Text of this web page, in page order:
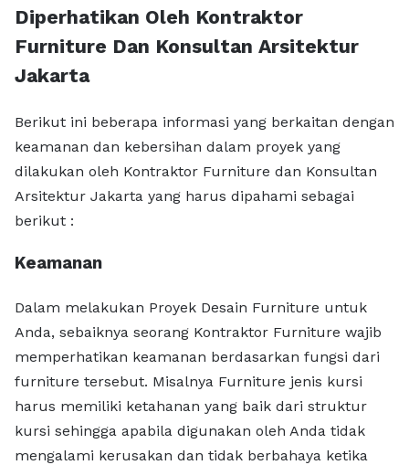
Diperhatikan Oleh Kontraktor
Furniture Dan Konsultan Arsitektur
Jakarta
Berikut ini beberapa informasi yang berkaitan dengan
keamanan dan kebersihan dalam proyek yang
dilakukan oleh Kontraktor Furniture dan Konsultan
Arsitektur Jakarta yang harus dipahami sebagai
berikut :
Keamanan
Dalam melakukan Proyek Desain Furniture untuk
Anda, sebaiknya seorang Kontraktor Furniture wajib
memperhatikan keamanan berdasarkan fungsi dari
furniture tersebut. Misalnya Furniture jenis kursi
harus memiliki ketahanan yang baik dari struktur
kursi sehingga apabila digunakan oleh Anda tidak
mengalami kerusakan dan tidak berbahaya ketika